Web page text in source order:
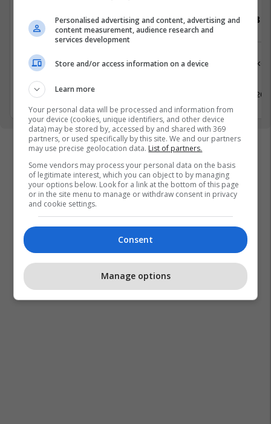
Specialist Mishi (Kasap)
Tjera
Kosovë
7 Maj 2026
Vozitës B
Logjistikë
10 Maj
Personalised advertising and content, advertising and
content measurement, audience research and
services development
Store and/or access information on a device
Learn more
Your personal data will be processed and information from
your device (cookies, unique identifiers, and other device
data) may be stored by, accessed by and shared with 369
partners, or used specifically by this site. We and our partners
may use precise geolocation data. List of partners.
Some vendors may process your personal data on the basis
of legitimate interest, which you can object to by managing
your options below. Look for a link at the bottom of this page
or in the site menu to manage or withdraw consent in privacy
and cookie settings.
Consent
Manage options